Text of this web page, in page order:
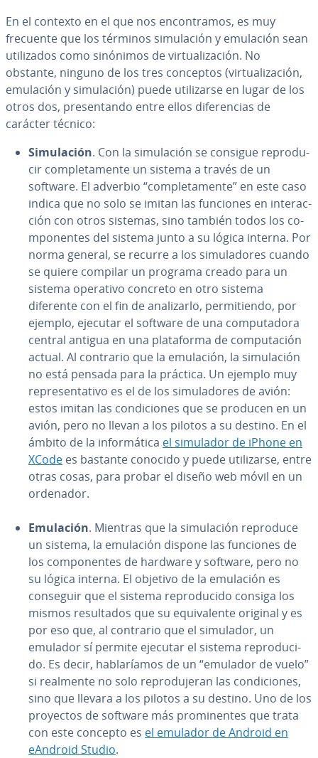
En el contexto en el que nos en­co­n­tra­mos, es muy
frecuente que los términos si­mu­la­ción y emulación sean
uti­li­za­dos como sinónimos de vi­r­tua­li­za­ción. No
obstante, ninguno de los tres conceptos (vi­r­tua­li­za­ción,
emulación y si­mu­la­ción) puede uti­li­zar­se en lugar de los
otros dos, pre­se­n­ta­n­do entre ellos di­fe­re­n­cias de
carácter técnico:
Si­mu­la­ción. Con la si­mu­la­ción se consigue re­pro­du­
cir co­m­ple­ta­me­n­te un sistema a través de un
software. El adverbio “co­m­ple­ta­me­n­te” en este caso
indica que no solo se imitan las funciones en in­ter­ac­
ción con otros sistemas, sino también todos los co­
m­po­ne­n­tes del sistema junto a su lógica interna. Por
norma general, se recurre a los si­mu­la­do­res cuando
se quiere compilar un programa creado para un
sistema operativo concreto en otro sistema
diferente con el fin de ana­li­zar­lo, pe­r­mi­tie­n­do, por
ejemplo, ejecutar el software de una co­mpu­tado­ra
central antigua en una pla­ta­fo­r­ma de co­mpu­tación
actual. Al contrario que la emulación, la si­mu­la­ción
no está pensada para la práctica. Un ejemplo muy
re­pre­se­n­ta­ti­vo es el de los si­mu­la­do­res de avión:
estos imitan las co­n­di­cio­nes que se producen en un
avión, pero no llevan a los pilotos a su destino. En el
ámbito de la in­fo­r­má­ti­ca el simulador de iPhone en
XCode es bastante conocido y puede uti­li­zar­se, entre
otras cosas, para probar el diseño web móvil en un
ordenador.
Emulación. Mientras que la si­mu­la­ción reproduce
un sistema, la emulación dispone las funciones de
los co­m­po­ne­n­tes de hardware y software, pero no
su lógica interna. El objetivo de la emulación es
conseguir que el sistema re­pro­du­ci­do consiga los
mismos re­su­l­ta­dos que su equi­va­le­n­te original y es
por eso que, al contrario que el simulador, un
emulador sí permite ejecutar el sistema re­pro­du­ci­
do. Es decir, ha­bla­ría­mos de un “emulador de vuelo”
si realmente no solo re­pro­du­je­ran las co­n­di­cio­nes,
sino que llevara a los pilotos a su destino. Uno de los
proyectos de software más pro­mi­ne­n­tes que trata
con este concepto es el emulador de Android en
eAndroid Studio.